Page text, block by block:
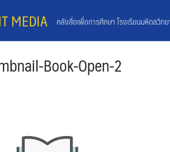
MEDIA คลังสื่อเพื่อการศึกษา โรงเรียนมหิดลวิ
Book-Open-2